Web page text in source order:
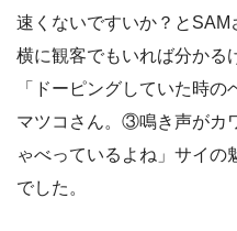
速くないですいか？と
横に観客でもいれば分かる
「ドーピングしていた時
マツコさん。③鳴き声がカ
ゃべっているよね」サイの
でした。